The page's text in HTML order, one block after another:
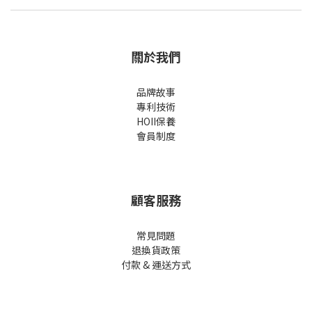
關於我們
品牌故事
專利技術
HOII保養
會員制度
顧客服務
常見問題
退換貨政策
付款 & 運送方式